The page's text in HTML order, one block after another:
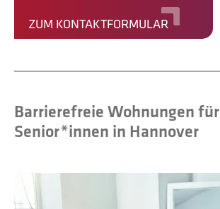
ZUM KONTAKTFORMULAR
Barrierefreie Wohnungen für
Senior*innen in Hannover